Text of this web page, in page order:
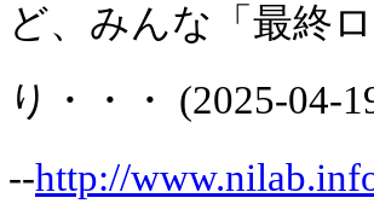
ど、みんな「最終
り・・・ (2025-04-
--http://